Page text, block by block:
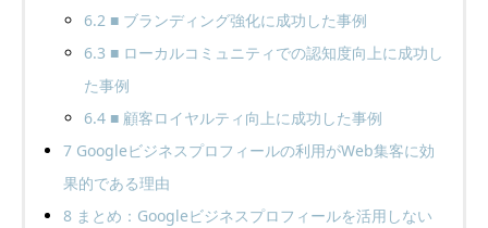
6.2■ ブランディング強化に成功した事例
6.3 ■ ローカルコミュニティでの認知度向上に成功し
た事例
6.4■ 顧客ロイヤルティ向上に成功した事例
7 Googleビジネスプロフィールの利用がWeb集客に効
果的である理由
8 まとめ：Googleビジネスプロフィールを活用しない